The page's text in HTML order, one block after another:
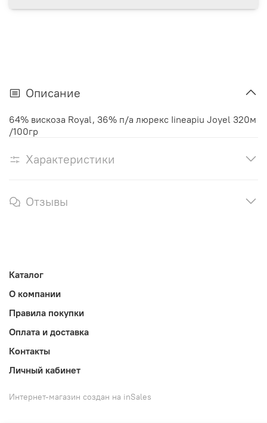
Описание
64% вискоза Royal, 36% п/а люрекс Iineapiu Joyel 320м
/100гр
Характеристики
Отзывы
Каталог
О компании
Правила покупки
Оплата и доставка
Контакты
Личный кабинет
Интернет-магазин создан на inSales